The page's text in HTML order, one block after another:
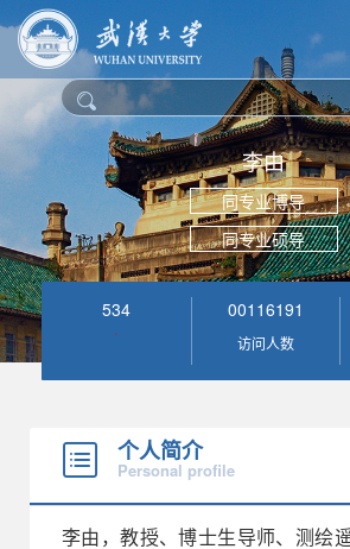
李由
同专业博导
同专业硕导
534 00116191
访问人数
个人简介
Personal profile
李由，教授、博士生导师、 测绘